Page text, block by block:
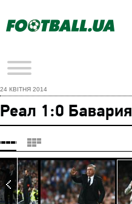
24 КВІТНЯ 2014
Реал 1:0 Бавария